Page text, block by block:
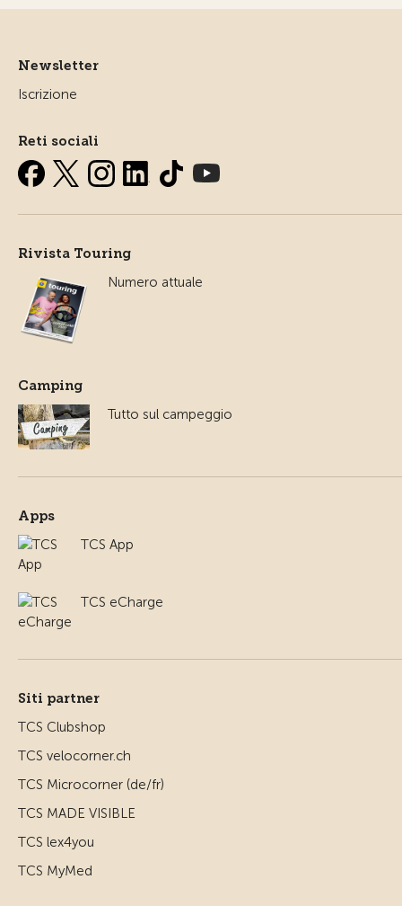
Newsletter
Iscrizione
Reti sociali
Rivista Touring
Numero attuale
Camping
Tutto sul campeggio
Apps
TCS App
TCS eCharge
Siti partner
TCS Clubshop
TCS velocorner.ch
TCS Microcorner (de/fr)
TCS MADE VISIBLE
TCS lex4you
TCS MyMed